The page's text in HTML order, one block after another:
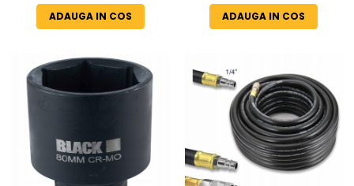
ADAUGA IN COS ADAUGA IN COS